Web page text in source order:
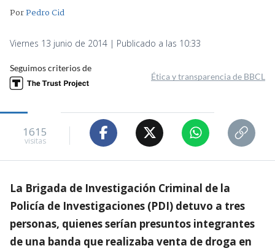
PorPedro Cid
Viernes 13 junio de 2014 | Publicado a las 10:33
Seguimos criterios de
Ética y transparencia de BBCL
1615
visitas
La Brigada de Investigación Criminal de la
Policía de Investigaciones (PDI) detuvo a tres
personas, quienes serían presuntos integrantes
de una banda que realizaba venta de droga en